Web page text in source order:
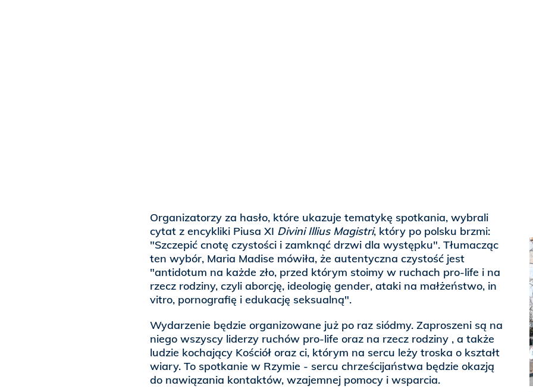
Organizatorzy za hasło, które ukazuje tematykę spotkania, wybrali
cytat z encykliki Piusa XI Divini Illius Magistri, który po polsku brzmi:
"Szczepić cnotę czystości i zamknąć drzwi dla występku". Tłumacząc
ten wybór, Maria Madise mówiła, że autentyczna czystość jest
"antidotum na każde zło, przed którym stoimy w ruchach pro-life i na
rzecz rodziny, czyli aborcję, ideologię gender, ataki na małżeństwo, in
vitro, pornografię i edukację seksualną".
Wydarzenie będzie organizowane już po raz siódmy. Zaproszeni są na
niego wszyscy liderzy ruchów pro-life oraz na rzecz rodziny , a także
ludzie kochający Kościół oraz ci, którym na sercu leży troska o kształt
wiary. To spotkanie w Rzymie - sercu chrześcijaństwa będzie okazją
do nawiązania kontaktów, wzajemnej pomocy i wsparcia.